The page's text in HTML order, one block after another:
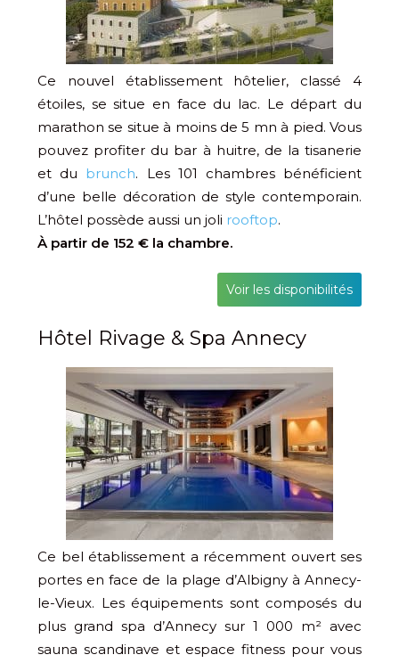
Ce nouvel établissement hôtelier, classé 4
étoiles, se situe en face du lac. Le départ du
marathon se situe à moins de 5 mn à pied. Vous
pouvez profiter du bar à huitre, de la tisanerie
et du brunch. Les 101 chambres bénéficient
d’une belle décoration de style contemporain.
L’hôtel possède aussi un joli rooftop.
À partir de 152 € la chambre.
Voir les disponibilités
Hôtel Rivage & Spa Annecy
Ce bel établissement a récemment ouvert ses
portes en face de la plage d’Albigny à Annecy-
le-Vieux. Les équipements sont composés du
plus grand spa d’Annecy sur 1 000 m² avec
sauna scandinave et espace fitness pour vous